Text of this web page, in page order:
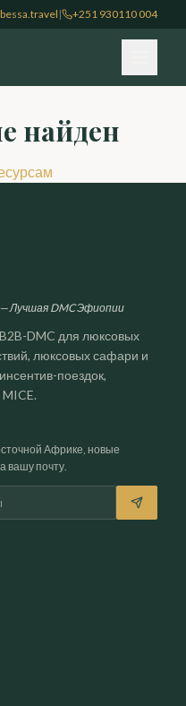
| +251 930110 004
найден
Лучшая DMC Эфиопии
DMC для люксовых
люксовых сафари и
поездок,
Африке, новые
вашу почту.